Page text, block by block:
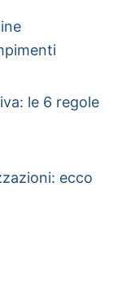
le 6 regole
ecco